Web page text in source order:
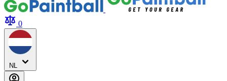
0
NL